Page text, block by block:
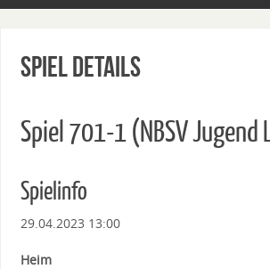
Spiel Details
Spiel 701-1 (NBSV Jugend
Spielinfo
29.04.2023 13:00
Heim